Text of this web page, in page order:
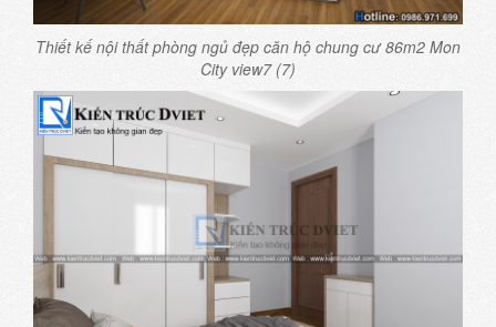
Thiết kế nội thất phòng ngủ đẹp căn hộ chung cư 86m2 Mon
City view7 (7)